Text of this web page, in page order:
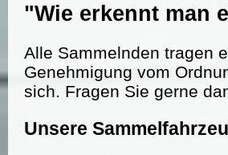
"Wie erkennt man
Alle Sammelnden tragen
Genehmigung vom
sich. Fragen Sie gerne
Unsere